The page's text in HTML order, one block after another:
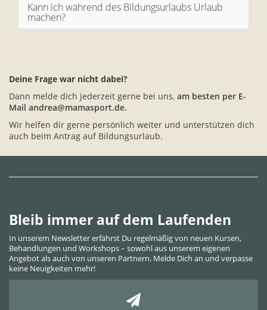
Kann ich während des Bildungsurlaubs Urlaub
machen?
Deine Frage war nicht dabei?
Dann melde dich jederzeit gerne bei uns, am besten per E-
Mail andrea@mamasport.de.
Wir helfen dir gerne persönlich weiter und unterstützen dich
auch beim Antrag auf Bildungsurlaub.
Bleib immer auf dem Laufenden
In unserem Newsletter erfährst Du regelmäßig von neuen Kursen,
Behandlungen und Workshops – sowohl aus unserem eigenen
Angebot als auch von unseren Partnern. Melde Dich an und verpasse
keine Neuigkeiten mehr!